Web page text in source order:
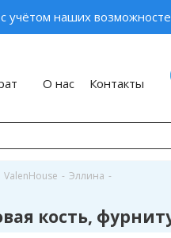
учётом наших
О нас Контакты
ValenHouse - Эллина -
кость,